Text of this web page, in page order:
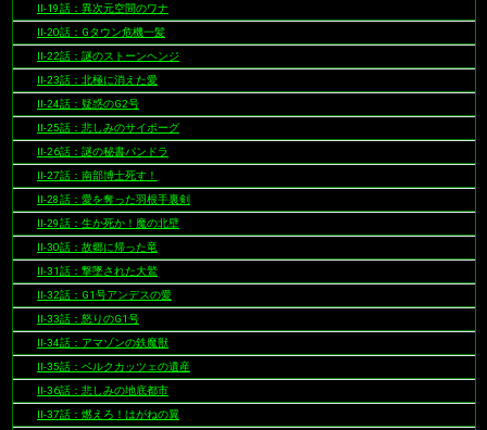
II-19話：異次元空間のワナ
II-20話：Gタウン危機一髪
II-22話：謎のストーンヘンジ
II-23話：北極に消えた愛
II-24話：疑惑のG2号
II-25話：悲しみのサイボーグ
II-26話：謎の秘書パンドラ
II-27話：南部博士死す！
II-28話：愛を奪った羽根手裏剣
II-29話：生か死か！魔の北壁
II-30話：故郷に帰った竜
II-31話：撃墜された大鷲
II-32話：G1号アンデスの愛
II-33話：怒りのG1号
II-34話：アマゾンの鉄魔獣
II-35話：ベルクカッツェの遺産
II-36話：悲しみの地底都市
II-37話：燃えろ！はがねの翼